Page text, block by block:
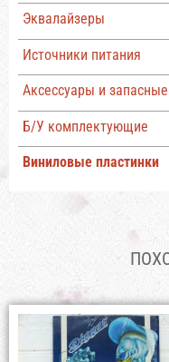
Эквалайзеры
Источники питания
Аксессуары и
Б/У комплектующие
Виниловые пластинки